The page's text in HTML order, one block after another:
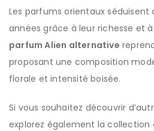
Les parfums orientaux séduisent
années grâce à leur richesse et
parfum Alien alternative
proposant une composition
florale et intensité boisée.
Si vous souhaitez découvrir
explorez également la collection